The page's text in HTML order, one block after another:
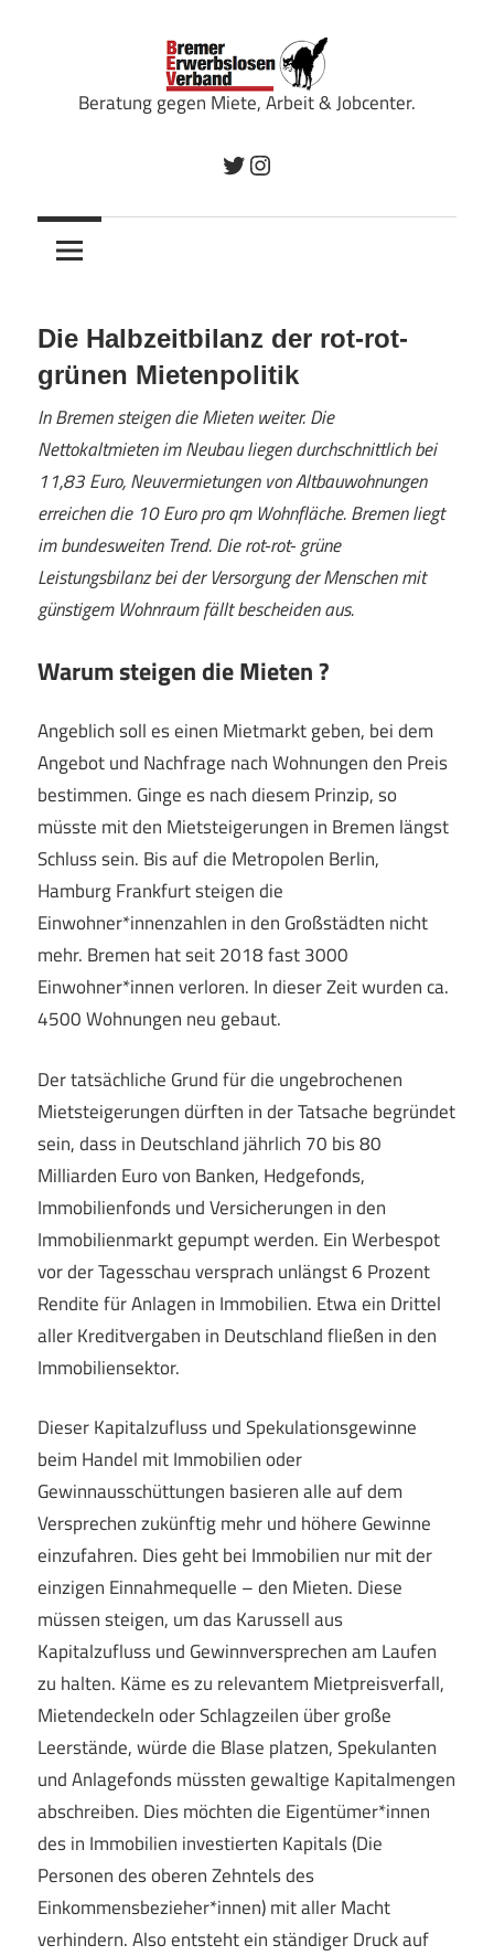
Bremer
Erwerbslosenverband
Beratung gegen Miete, Arbeit & Jobcenter.
TwitterInstagram
Die Halbzeitbilanz der rot-rot-
grünen Mietenpolitik
In Bremen steigen die Mieten weiter. Die
Nettokaltmieten im Neubau liegen durchschnittlich bei
11,83 Euro, Neuvermietungen von Altbauwohnungen
erreichen die 10 Euro pro qm Wohnfläche. Bremen liegt
im bundesweiten Trend. Die rot-rot- grüne
Leistungsbilanz bei der Versorgung der Menschen mit
günstigem Wohnraum fällt bescheiden aus.
Warum steigen die Mieten ?
Angeblich soll es einen Mietmarkt geben, bei dem
Angebot und Nachfrage nach Wohnungen den Preis
bestimmen. Ginge es nach diesem Prinzip, so
müsste mit den Mietsteigerungen in Bremen längst
Schluss sein. Bis auf die Metropolen Berlin,
Hamburg Frankfurt steigen die
Einwohner*innenzahlen in den Großstädten nicht
mehr. Bremen hat seit 2018 fast 3000
Einwohner*innen verloren. In dieser Zeit wurden ca.
4500 Wohnungen neu gebaut.
Der tatsächliche Grund für die ungebrochenen
Mietsteigerungen dürften in der Tatsache begründet
sein, dass in Deutschland jährlich 70 bis 80
Milliarden Euro von Banken, Hedgefonds,
Immobilienfonds und Versicherungen in den
Immobilienmarkt gepumpt werden. Ein Werbespot
vor der Tagesschau versprach unlängst 6 Prozent
Rendite für Anlagen in Immobilien. Etwa ein Drittel
aller Kreditvergaben in Deutschland fließen in den
Immobiliensektor.
Dieser Kapitalzufluss und Spekulationsgewinne
beim Handel mit Immobilien oder
Gewinnausschüttungen basieren alle auf dem
Versprechen zukünftig mehr und höhere Gewinne
einzufahren. Dies geht bei Immobilien nur mit der
einzigen Einnahmequelle – den Mieten. Diese
müssen steigen, um das Karussell aus
Kapitalzufluss und Gewinnversprechen am Laufen
zu halten. Käme es zu relevantem Mietpreisverfall,
Mietendeckeln oder Schlagzeilen über große
Leerstände, würde die Blase platzen, Spekulanten
und Anlagefonds müssten gewaltige Kapitalmengen
abschreiben. Dies möchten die Eigentümer*innen
des in Immobilien investierten Kapitals (Die
Personen des oberen Zehntels des
Einkommensbezieher*innen) mit aller Macht
verhindern. Also entsteht ein ständiger Druck auf